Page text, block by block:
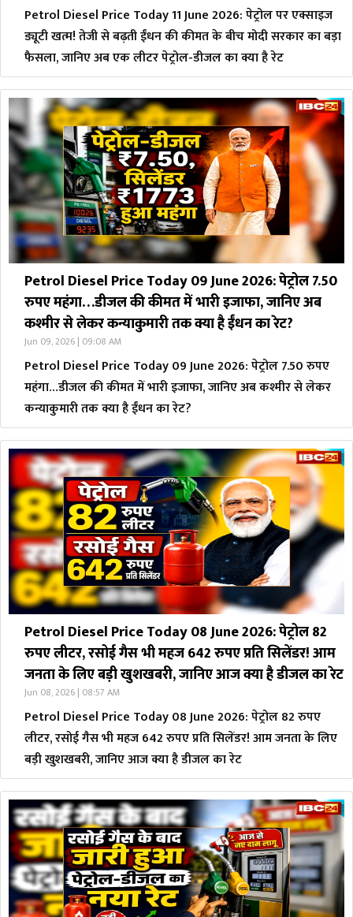
Petrol Diesel Price Today 11 June 2026: पेट्रोल पर एक्साइज
ड्यूटी खत्म! तेजी से बढ़ती ईंधन की कीमत के बीच मोदी सरकार का बड़ा
फैसला, जानिए अब एक लीटर पेट्रोल-डीजल का क्या है रेट
Petrol Diesel Price Today 09 June 2026: पेट्रोल 7.50
रुपए महंगा…डीजल की कीमत में भारी इजाफा, जानिए अब
कश्मीर से लेकर कन्याकुमारी तक क्या है ईंधन का रेट?
Jun 09, 2026 | 09:08 AM
Petrol Diesel Price Today 09 June 2026: पेट्रोल 7.50 रुपए
महंगा…डीजल की कीमत में भारी इजाफा, जानिए अब कश्मीर से लेकर
कन्याकुमारी तक क्या है ईंधन का रेट?
Petrol Diesel Price Today 08 June 2026: पेट्रोल 82
रुपए लीटर, रसोई गैस भी महज 642 रुपए प्रति सिलेंडर! आम
जनता के लिए बड़ी खुशखबरी, जानिए आज क्या है डीजल का रेट
Jun 08, 2026 | 08:57 AM
Petrol Diesel Price Today 08 June 2026: पेट्रोल 82 रुपए
लीटर, रसोई गैस भी महज 642 रुपए प्रति सिलेंडर! आम जनता के लिए
बड़ी खुशखबरी, जानिए आज क्या है डीजल का रेट